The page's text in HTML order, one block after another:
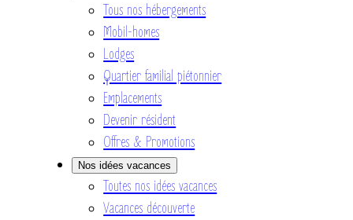
Tous nos hébergements
Mobil-homes
Lodges
Quartier familial piétonnier
Emplacements
Devenir résident
Offres & Promotions
Nos idées vacances
Toutes nos idées vacances
Vacances découverte